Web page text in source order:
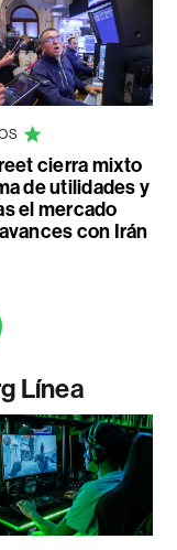
cierra mixto
de utilidades y
el mercado
con Irán
Línea